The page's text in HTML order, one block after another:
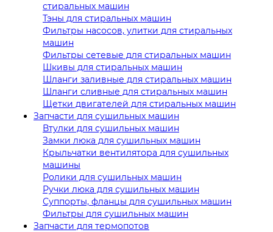
стиральных машин
Тэны для стиральных машин
Фильтры насосов, улитки для стиральных
машин
Фильтры сетевые для стиральных машин
Шкивы для стиральных машин
Шланги заливные для стиральных машин
Шланги сливные для стиральных машин
Щетки двигателей для стиральных машин
Запчасти для сушильных машин
Втулки для сушильных машин
Замки люка для сушильных машин
Крыльчатки вентилятора для сушильных
машины
Ролики для сушильных машин
Ручки люка для сушильных машин
Суппорты, фланцы для сушильных машин
Фильтры для сушильных машин
Запчасти для термопотов